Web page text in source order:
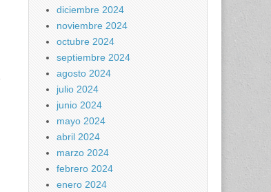
diciembre 2024
noviembre 2024
octubre 2024
septiembre 2024
agosto 2024
julio 2024
junio 2024
mayo 2024
abril 2024
marzo 2024
febrero 2024
enero 2024